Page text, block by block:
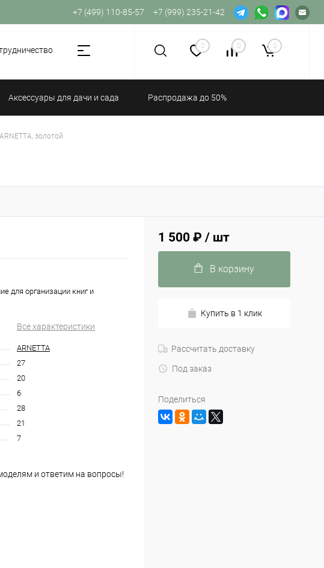
+7 (499) 110-85-57 +7 (999) 235-21-42
0 0 0
Аксессуары для дачи и сада Распродажа до 50%
золотой
для организации книг и
Все характеристики
ARNETTA
27
20
6
28
21
7
и ответим на вопросы!
1 500 ₽ / шт
В корзину
Купить в 1 клик
Рассчитать доставку
Под заказ
Поделиться